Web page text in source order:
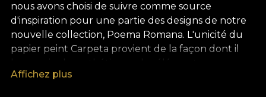
nous avons choisi de suivre comme source
d'inspiration pour une partie des designs de notre
nouvelle collection, Poema Romana. L'unicité du
papier peint Carpeta provient de la façon dont il
folkloriques avec des notes orientales élaborées.
Affichez plus